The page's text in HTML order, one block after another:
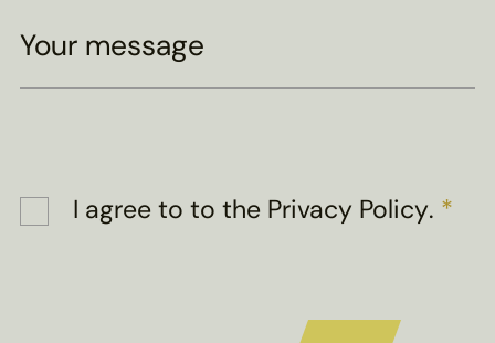
Your message
I agree toto the Privacy Policy. *